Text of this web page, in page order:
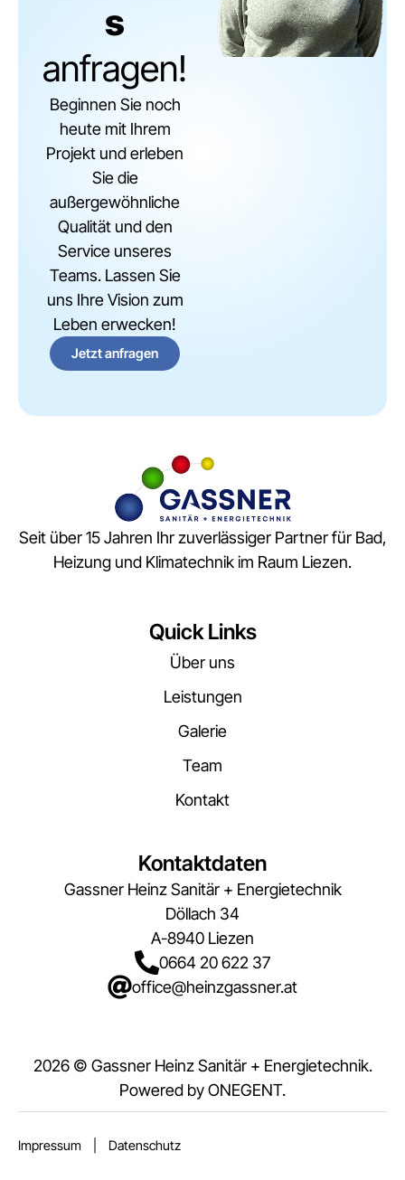
s
anfragen!
Beginnen Sie noch
heute mit Ihrem
Projekt und erleben
Sie die
außergewöhnliche
Qualität und den
Service unseres
Teams. Lassen Sie
uns Ihre Vision zum
Leben erwecken!
Jetzt anfragen
Seit über 15 Jahren Ihr zuverlässiger Partner für Bad,
Heizung und Klimatechnik im Raum Liezen.
Quick Links
Über uns
Leistungen
Galerie
Team
Kontakt
Kontaktdaten
Gassner Heinz Sanitär + Energietechnik
Döllach 34
A-8940 Liezen
0664 20 622 37
office@heinzgassner.at
2026 © Gassner Heinz Sanitär + Energietechnik.
Powered byONEGENT.
Impressum Datenschutz